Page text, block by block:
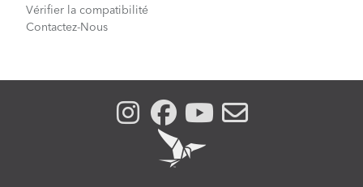
Vérifier la compatibilité
Contactez-Nous